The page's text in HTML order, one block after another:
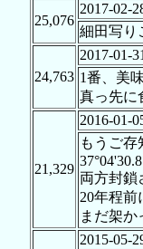
25,076
2017-02-
細田写り
24,763
2017-01-
1番、美
真っ先に
21,329
2016-01-
もうご
両方封鎖
20年程前
まだ架
2015-05-